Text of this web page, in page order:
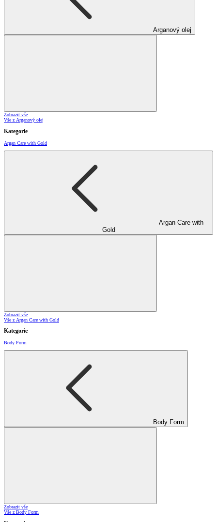
Arganový olej
Zobrazit vše
Vše z Arganový olej
Kategorie
Argan Care with Gold
Argan Care with
Gold
Zobrazit vše
Vše z Argan Care with Gold
Kategorie
Body Form
Body Form
Zobrazit vše
Vše z Body Form